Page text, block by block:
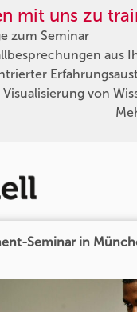
mit uns zu
zum Seminar
aus
von
Seminar in